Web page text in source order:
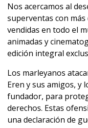
Nos acercamos al
superventas con más
vendidas en todo el
animadas y
edición integral
Los marleyanos
Eren y sus amigos, y
fundador, para
derechos. Estas
una declaración de